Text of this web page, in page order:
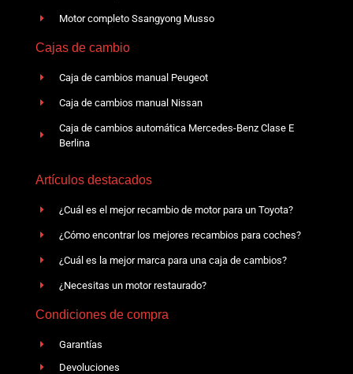
Motor completo Ssangyong Musso
Cajas de cambio
Caja de cambios manual Peugeot
Caja de cambios manual Nissan
Caja de cambios automática Mercedes-Benz Clase E
Berlina
Artículos destacados
¿Cuál es el mejor recambio de motor para un Toyota?
¿Cómo encontrar los mejores recambios para coches?
¿Cuál es la mejor marca para una caja de cambios?
¿Necesitas un motor restaurado?
Condiciones de compra
Garantías
Devoluciones